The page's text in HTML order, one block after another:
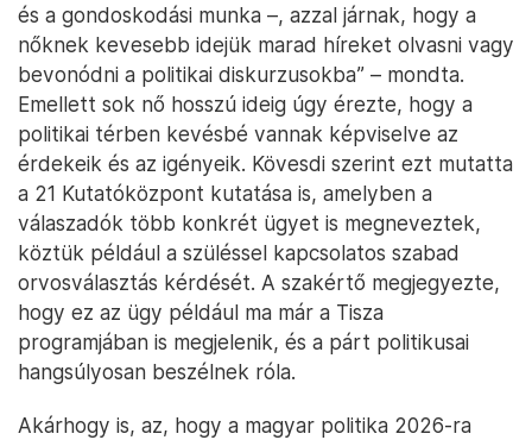
és a gondoskodási munka –, azzal járnak, hogy a
nőknek kevesebb idejük marad híreket olvasni vagy
bevonódni a politikai diskurzusokba” – mondta.
Emellett sok nő hosszú ideig úgy érezte, hogy a
politikai térben kevésbé vannak képviselve az
érdekeik és az igényeik. Kövesdi szerint ezt mutatta
a 21 Kutatóközpont kutatása is, amelyben a
válaszadók több konkrét ügyet is megneveztek,
köztük például a szüléssel kapcsolatos szabad
orvosválasztás kérdését. A szakértő megjegyezte,
hogy ez az ügy például ma már a Tisza
programjában is megjelenik, és a párt politikusai
hangsúlyosan beszélnek róla.
Akárhogy is, az, hogy a magyar politika 2026-ra